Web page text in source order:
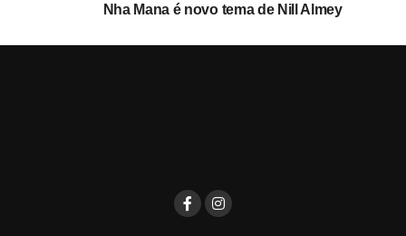
Nha Mana é novo tema de Nill Almey